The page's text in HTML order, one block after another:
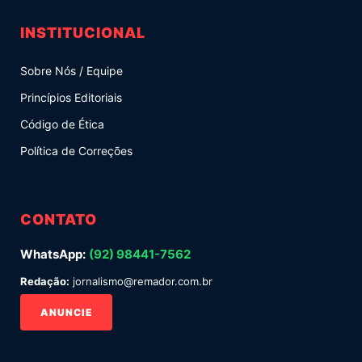
INSTITUCIONAL
Sobre Nós / Equipe
Princípios Editoriais
Código de Ética
Política de Correções
CONTATO
WhatsApp: (92) 98441-7562
Redação: jornalismo@remador.com.br
ANUNCIE